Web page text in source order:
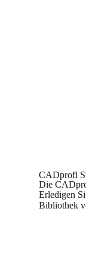
CADprofi
Die
Erledigen
Bibliothek